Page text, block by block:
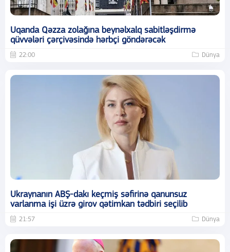
Uqanda Qəzza zolağına beynəlxalq sabitləşdirmə
qüvvələri çərçivəsində hərbçi göndərəcək
22:00 Dünya
Ukraynanın ABŞ-dakı keçmiş səfirinə qanunsuz
varlanma işi üzrə girov qətimkan tədbiri seçilib
21:57 Dünya